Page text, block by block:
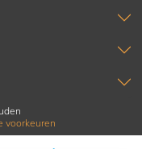
voorkeuren